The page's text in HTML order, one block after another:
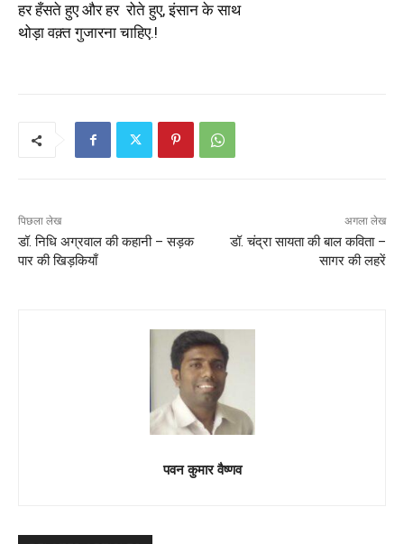
हर हँसते हुए और हर रोते हुए, इंसान के साथ
थोड़ा वक़्त गुजारना चाहिए.!
पिछला लेख
डॉ. निधि अग्रवाल की कहानी – सड़क
पार की खिड़कियाँ
अगला लेख
डॉ. चंद्रा सायता की बाल कविता –
सागर की लहरें
पवन कुमार वैष्णव